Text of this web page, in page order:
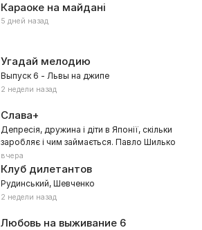
Караоке на майдані
5 дней назад
Угадай мелодию
Выпуск 6 - Львы на джипе
2 недели назад
Слава+
Депресія, дружина і діти в Японії, скільки
заробляє і чим займається. Павло Шилько
вчера
Клуб дилетантов
Рудинський, Шевченко
2 недели назад
Любовь на выживание6